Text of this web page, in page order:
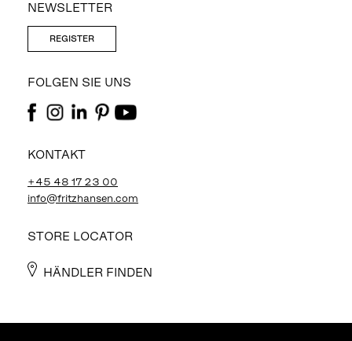
NEWSLETTER
REGISTER
FOLGEN SIE UNS
KONTAKT
+45 48 17 23 00
info@fritzhansen.com
STORE LOCATOR
HÄNDLER FINDEN